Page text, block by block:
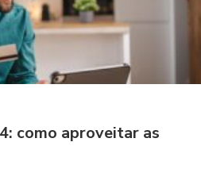
como aproveitar as